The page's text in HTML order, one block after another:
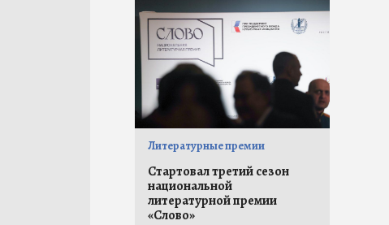
Литературные премии
Стартовал третий сезон
национальной
литературной премии
«Слово»